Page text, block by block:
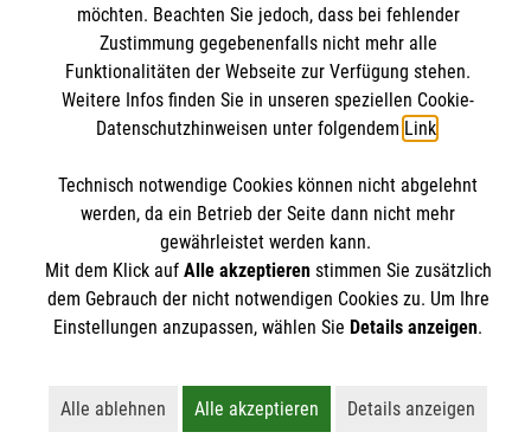
Mitarbeiten & Aktiv werden
Presse und Medien
Impressum
Datenschutz
Malteser online
Malteserorden
Malteser International
Sharepoint
Spendenkonto
Empfänger: Malteser Hilfsdienst e.V.
IBAN: DE90 6005 0101 0001 2706 88
BIC: SOLADEST600
Der Malteser Hilfsdienst e.V. ist als eingetragene
gemeinnützige Organisation von der Körperschaft- und
möchten. Beachten Sie jedoch, dass bei fehlender
Zustimmung gegebenenfalls nicht mehr alle
Funktionalitäten der Webseite zur Verfügung stehen.
Weitere Infos finden Sie in unseren speziellen Cookie-
Datenschutzhinweisen unter folgendem Link.
Technisch notwendige Cookies können nicht abgelehnt
werden, da ein Betrieb der Seite dann nicht mehr
gewährleistet werden kann.
Mit dem Klick auf Alle akzeptierenstimmen Sie zusätzlich
dem Gebrauch der nicht notwendigen Cookies zu. Um Ihre
Einstellungen anzupassen, wählen Sie Details anzeigen.
Alle ablehnen
Lehnt alle nicht-essentiellen Cookies ab
Alle akzeptieren
Akzeptiert alle Cookies
Details anzeigen